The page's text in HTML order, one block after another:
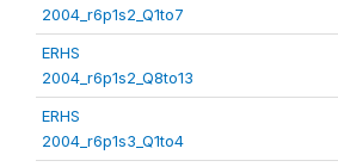
2004_r6p1s2_Q1to7
ERHS
2004_r6p1s2_Q8to13
ERHS
2004_r6p1s3_Q1to4